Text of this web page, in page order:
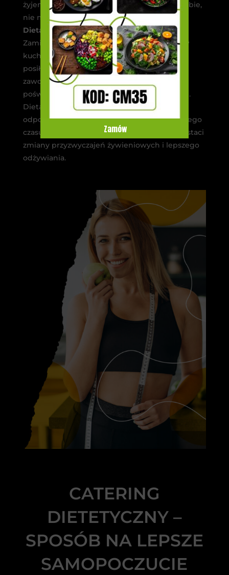
żyjemy szybciej, mamy niewiele czasu dla siebie,
nie mówiąc już o wolnej chwili dla bliskich.
Dieta pudełkowa daje nam bonusowy czas
Zamiast spędzając codziennie kilku godzin w
kuchni – mając przygotowany przez catering
posiłek – można skupić się na karierze
zawodowej, rozwijaniu swoich pasji albo
poświęcić więcej uwagi dzieciom czy bliskim.
Dieta pudełkowa to idealny sposób na
odpoczynek i wygospodarowanie dodatkowego
czasu. Inna rzecz to zachęcający aspekt w postaci
zmiany przyzwyczajeń żywieniowych i lepszego
odżywiania.
CATERING
DIETETYCZNY –
SPOSÓB NA LEPSZE
SAMOPOCZUCIE
Zamów